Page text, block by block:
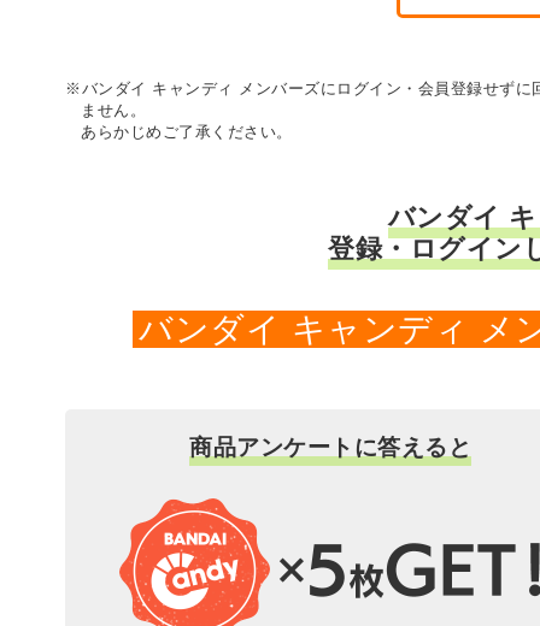
※バンダイ キャンディ メンバーズにログイン・会員登録せず
ません。
あらかじめご了承ください。
バンダイ
登録・ログイン
バンダイ キャンディ メ
商品アンケートに答えると